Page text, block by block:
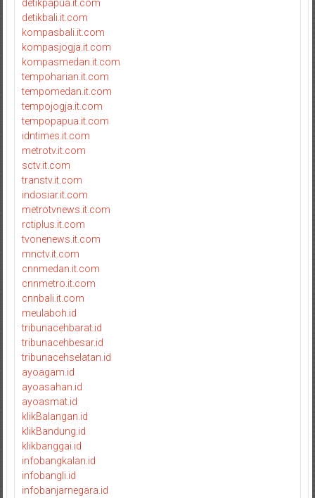
detikpapua.it.com
detikbali.it.com
kompasbali.it.com
kompasjogja.it.com
kompasmedan.it.com
tempoharian.it.com
tempomedan.it.com
tempojogja.it.com
tempopapua.it.com
idntimes.it.com
metrotv.it.com
sctv.it.com
transtv.it.com
indosiar.it.com
metrotvnews.it.com
rctiplus.it.com
tvonenews.it.com
mnctv.it.com
cnnmedan.it.com
cnnmetro.it.com
cnnbali.it.com
meulaboh.id
tribunacehbarat.id
tribunacehbesar.id
tribunacehselatan.id
ayoagam.id
ayoasahan.id
ayoasmat.id
klikBalangan.id
klikBandung.id
klikbanggai.id
infobangkalan.id
infobangli.id
infobanjarnegara.id